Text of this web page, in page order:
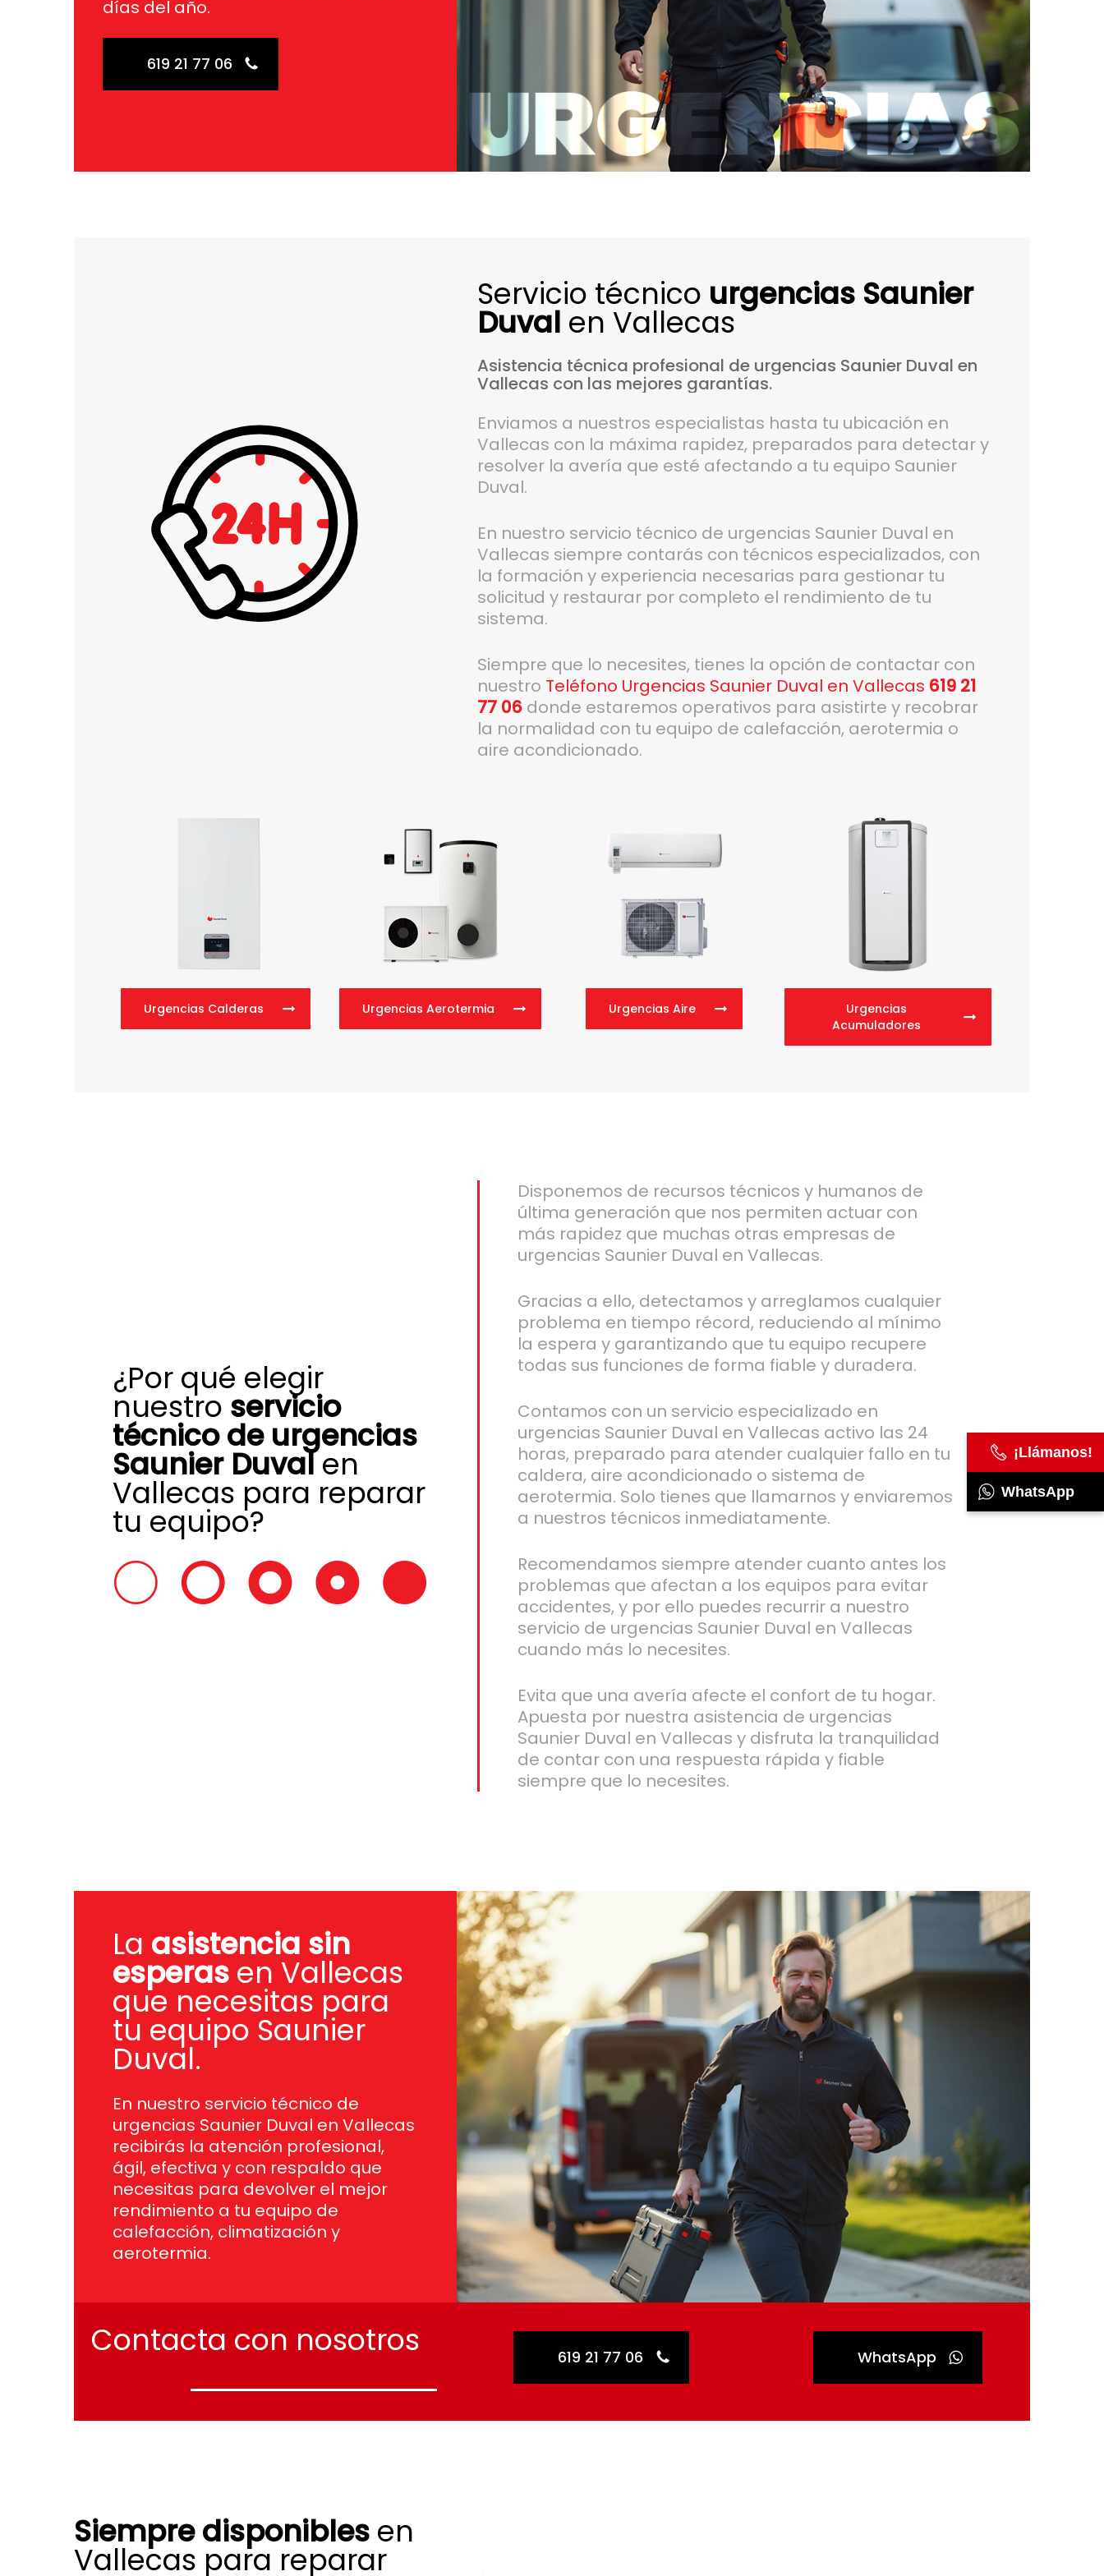
días del año.
619 21 77 06
Servicio técnico urgencias Saunier
Duval en Vallecas
Asistencia técnica profesional de urgencias Saunier Duval en
Vallecas con las mejores garantías.
Enviamos a nuestros especialistas hasta tu ubicación en
Vallecas con la máxima rapidez, preparados para detectar y
resolver la avería que esté afectando a tu equipo Saunier
Duval.
En nuestro servicio técnico de urgencias Saunier Duval en
Vallecas siempre contarás con técnicos especializados, con
la formación y experiencia necesarias para gestionar tu
solicitud y restaurar por completo el rendimiento de tu
sistema.
Siempre que lo necesites, tienes la opción de contactar con
nuestro Teléfono Urgencias Saunier Duval en Vallecas 619 21
77 06 donde estaremos operativos para asistirte y recobrar
la normalidad con tu equipo de calefacción, aerotermia o
aire acondicionado.
Urgencias Calderas Urgencias Aerotermia Urgencias Aire
Urgencias
Acumuladores
¿Por qué elegir
nuestro servicio
técnico de urgencias
Saunier Duvalen
Vallecas para reparar
tu equipo?
Disponemos de recursos técnicos y humanos de
última generación que nos permiten actuar con
más rapidez que muchas otras empresas de
urgencias Saunier Duval en Vallecas.
Gracias a ello, detectamos y arreglamos cualquier
problema en tiempo récord, reduciendo al mínimo
la espera y garantizando que tu equipo recupere
todas sus funciones de forma fiable y duradera.
Contamos con un servicio especializado en
urgencias Saunier Duval en Vallecas activo las 24
horas, preparado para atender cualquier fallo en tu
caldera, aire acondicionado o sistema de
aerotermia. Solo tienes que llamarnos y enviaremos
a nuestros técnicos inmediatamente.
Recomendamos siempre atender cuanto antes los
problemas que afectan a los equipos para evitar
accidentes, y por ello puedes recurrir a nuestro
servicio de urgencias Saunier Duval en Vallecas
cuando más lo necesites.
Evita que una avería afecte el confort de tu hogar.
Apuesta por nuestra asistencia de urgencias
Saunier Duval en Vallecas y disfruta la tranquilidad
de contar con una respuesta rápida y fiable
siempre que lo necesites.
La asistencia sin
esperasen Vallecas
que necesitas para
tu equipo Saunier
Duval.
En nuestro servicio técnico de
urgencias Saunier Duval en Vallecas
recibirás la atención profesional,
ágil, efectiva y con respaldo que
necesitas para devolver el mejor
rendimiento a tu equipo de
calefacción, climatización y
aerotermia.
Contacta con nosotros 619 21 77 06 WhatsApp
Siempre disponibles en
Vallecas para reparar
¡Llámanos!
WhatsApp